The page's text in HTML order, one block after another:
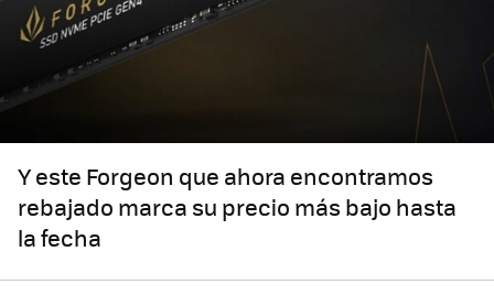
Y este Forgeon que ahora encontramos
rebajado marca su precio más bajo hasta
la fecha